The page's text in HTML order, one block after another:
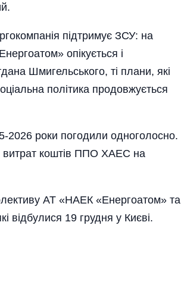
підтримує ЗСУ: на
опікується і
Шмигельського, ті плани, які
політика продовжується
2026 роки погодили одноголосно.
витрат коштів ППО ХАЕС на
АТ «НАЕК «Енергоатом» та
19 грудня у Києві.